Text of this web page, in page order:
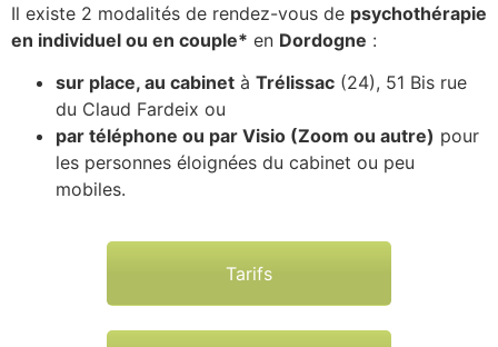
Il existe 2 modalités de rendez-vous de psychothérapie
en individuel ou en couple* en Dordogne :
sur place, au cabinet à Trélissac (24), 51 Bis rue
du Claud Fardeix ou
par téléphone ou par Visio (Zoom ou autre) pour
les personnes éloignées du cabinet ou peu
mobiles.
Tarifs